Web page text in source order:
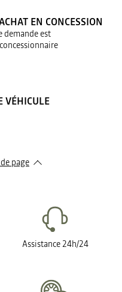
EN CONCESSION
demande est
VÉHICULE
page​
Assistance 24h/24